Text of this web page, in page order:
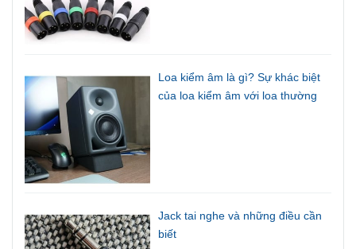
Loa kiểm âm là gì? Sự khác biệt
của loa kiểm âm với loa thường
Jack tai nghe và những điều cần
biết